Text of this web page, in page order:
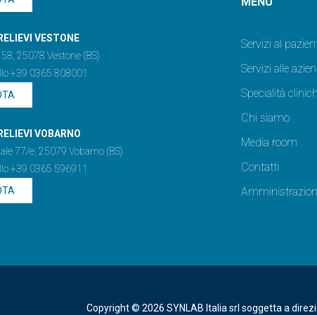
VESTONE
25078 Vestone (BS)
+39 0365 808001
VOBARNO
77/e, 25079 Vobarno (BS)
+39 0365 596911
Servizi al
Servizi alle
Specialità
Chi siamo
Media room
Contatti
Copyright © 2026 SYNLAB Italia srl soggetta a